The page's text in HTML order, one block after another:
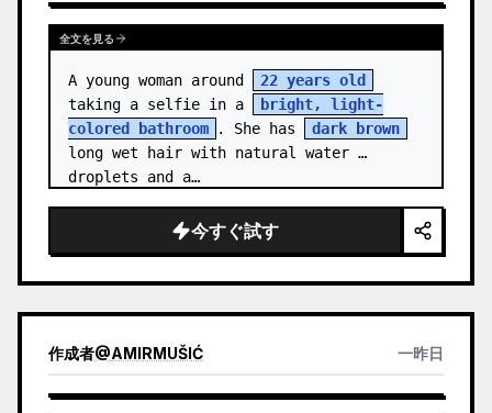
全文を見る
A young woman around
22 years old
taking a selfie in a
bright, light-
colored bathroom
. She has
dark brown
long wet hair with natural water
droplets and a…
今すぐ試す
作成者@AMIRMUŠIĆ 一昨日